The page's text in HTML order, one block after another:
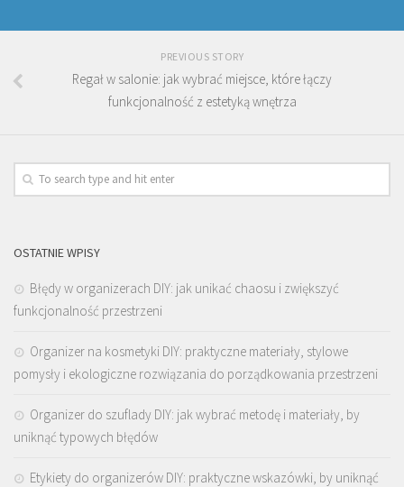
PREVIOUS STORY
Regał w salonie: jak wybrać miejsce, które łączy
funkcjonalność z estetyką wnętrza
OSTATNIE WPISY
Błędy w organizerach DIY: jak unikać chaosu i zwiększyć
funkcjonalność przestrzeni
Organizer na kosmetyki DIY: praktyczne materiały, stylowe
pomysły i ekologiczne rozwiązania do porządkowania przestrzeni
Organizer do szuflady DIY: jak wybrać metodę i materiały, by
uniknąć typowych błędów
Etykiety do organizerów DIY: praktyczne wskazówki, by uniknąć